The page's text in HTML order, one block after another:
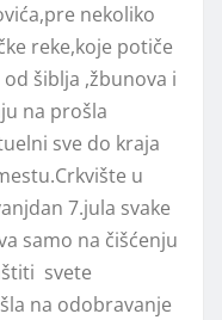
nekoliko
reke,koje potiče
šiblja ,žbunova i
na prošla
sve do kraja
u
7.jula svake
samo na čišćenju
svete
na odobravanje